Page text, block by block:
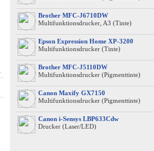
Brother MFC-J6710DW
Multifunktionsdrucker, A3 (Tinte)
Epson Expression Home XP-3200
Multifunktionsdrucker (Tinte)
Brother MFC-J5110DW
Multifunktionsdrucker (Pigmenttinte)
Canon Maxify GX7150
Multifunktionsdrucker (Pigmenttinte)
Canon i-Sensys LBP633Cdw
Drucker (Laser/LED)